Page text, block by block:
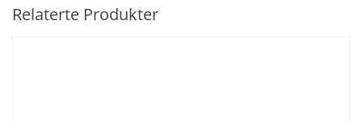
Relaterte Produkter